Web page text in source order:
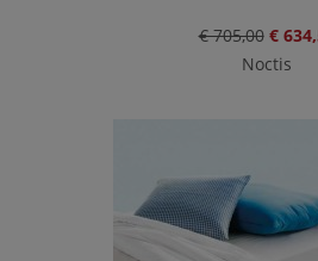
€ 705,00 €
Noctis